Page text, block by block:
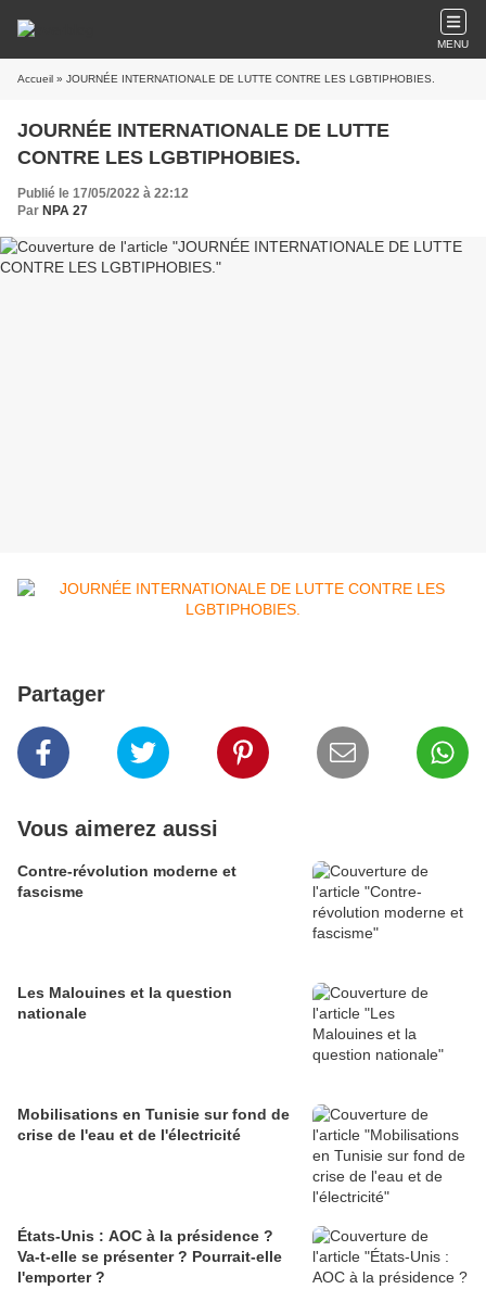
MENU
Accueil » JOURNÉE INTERNATIONALE DE LUTTE CONTRE LES LGBTIPHOBIES.
JOURNÉE INTERNATIONALE DE LUTTE
CONTRE LES LGBTIPHOBIES.
Publié le 17/05/2022 à 22:12
Par NPA 27
Partager
Vous aimerez aussi
Contre-révolution moderne et
fascisme
Les Malouines et la question
nationale
Mobilisations en Tunisie sur fond de
crise de l'eau et de l'électricité
États-Unis : AOC à la présidence ?
Va-t-elle se présenter ? Pourrait-elle
l'emporter ?